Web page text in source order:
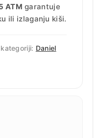
ATM garantuje
ili izlaganju kiši.
Daniel